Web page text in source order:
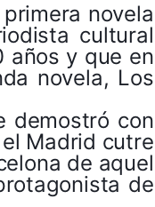
novela
cultural
años y que en
novela, Los
demostró con
Madrid cutre
de aquel
de